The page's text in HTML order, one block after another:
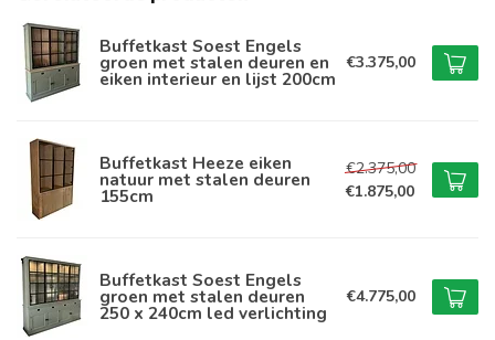
Buffetkast Soest Engels
groen met stalen deuren en
eiken interieur en lijst 200cm
€3.375,00
Buffetkast Heeze eiken
natuur met stalen deuren
155cm
€2.375,00
€1.875,00
Buffetkast Soest Engels
groen met stalen deuren
250 x 240cm led verlichting
€4.775,00